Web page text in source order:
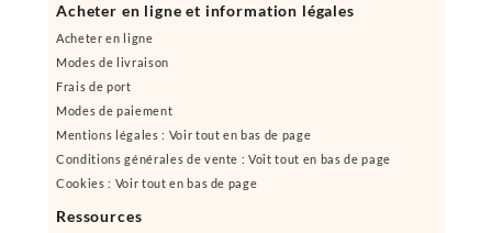
Acheter en ligne et information légales
Acheter en ligne
Modes de livraison
Frais de port
Modes de paiement
Mentions légales : Voir tout en bas de page
Conditions générales de vente : Voit tout en bas de page
Cookies : Voir tout en bas de page
Ressources